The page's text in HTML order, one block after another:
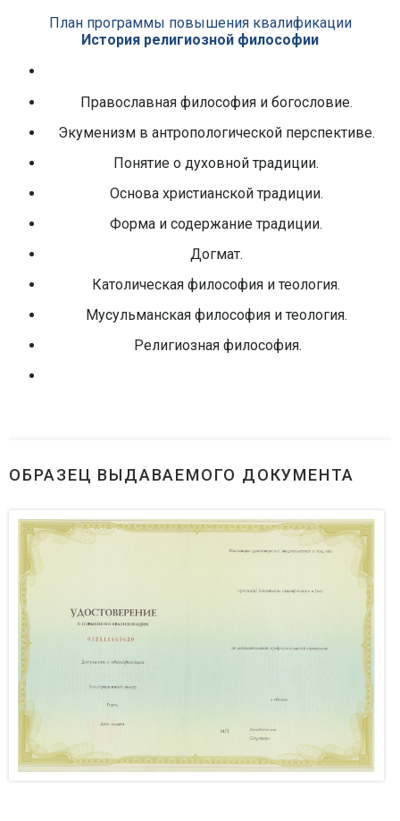
План программы повышения квалификации
История религиозной философии
Православная философия и богословие.
Экуменизм в антропологической перспективе.
Понятие о духовной традиции.
Основа христианской традиции.
Форма и содержание традиции.
Догмат.
Католическая философия и теология.
Мусульманская философия и теология.
Религиозная философия.
ОБРАЗЕЦ ВЫДАВАЕМОГО ДОКУМЕНТА